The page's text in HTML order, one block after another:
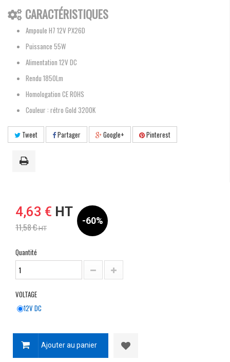
CARACTÉRISTIQUES
Ampoule H7 12V PX26D
Puissance 55W
Alimentation 12V DC
Rendu 1850Lm
Homologation CE ROHS
Couleur : rétro Gold 3200K
Tweet Partager Google+ Pinterest
4,63 € HT
11,58 €HT
-60%
Quantité
VOLTAGE
12V DC
Ajouter au panier